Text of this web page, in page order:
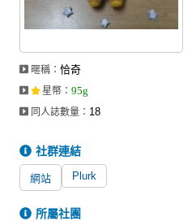
同人相關店家
宣傳&交流
工作委託
繪圖藝廊
暱稱：恰奇
星幣 ：95g
同人誌數量： 18
社群連結
網站 Plurk
所屬社團